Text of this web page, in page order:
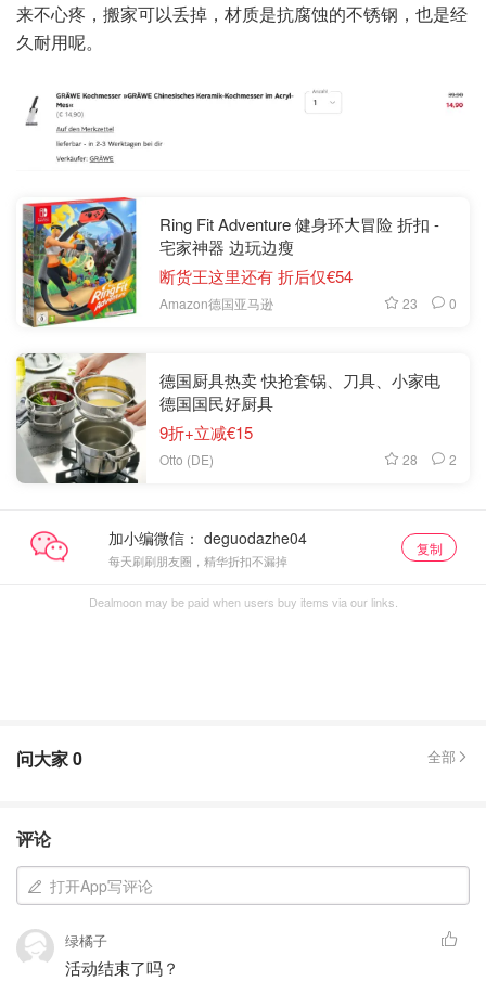
来不心疼，搬家可以丢掉，材质是抗腐蚀的不锈钢，也是经
久耐用呢。
Ring Fit Adventure 健身环大冒险 折扣 -
宅家神器 边玩边瘦
断货王这里还有 折后仅€54
Amazon德国亚马逊 23 0
德国厨具热卖 快抢套锅、刀具、小家电
德国国民好厨具
9折+立减€15
Otto (DE) 28 2
加小编微信：
每天刷刷朋友圈，精华折扣不漏掉
复制
Dealmoon may be paid when users buy items via our links.
问大家0 全部
评论
打开App写评论
绿橘子
活动结束了吗？